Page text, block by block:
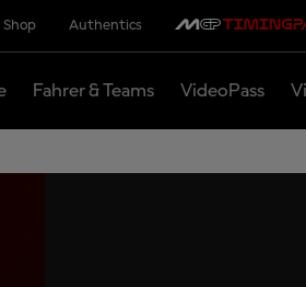
Shop Authentics
Fahrer & Teams VideoPass